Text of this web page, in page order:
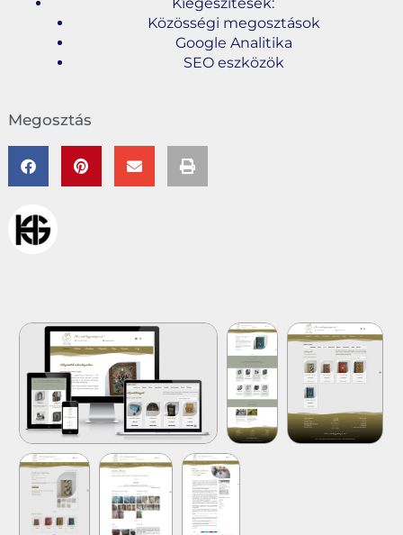
Közösségi megosztások
Google Analitika
SEO eszközök
Megosztás